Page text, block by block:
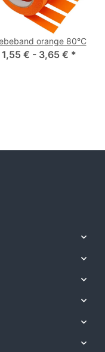
orange 80°C
1,55 € - 3,65 € *